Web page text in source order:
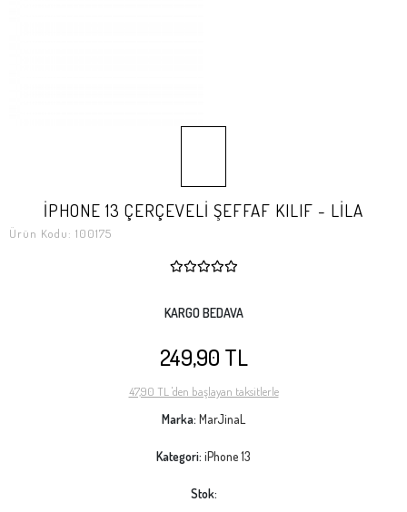
İPHONE 13 ÇERÇEVELİ ŞEFFAF KILIF - LİLA
Ürün Kodu: 100175
KARGO BEDAVA
249,90 TL
47,90 TL 'den başlayan taksitlerle
Marka: MarJinaL
Kategori: iPhone 13
Stok: